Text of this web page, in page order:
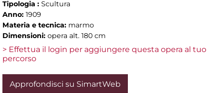
Tipologia : Scultura
Anno: 1909
Materia e tecnica: marmo
Dimensioni: opera alt. 180 cm
> Effettua il login per aggiungere questa opera al tuo
percorso
Approfondisci su SimartWeb